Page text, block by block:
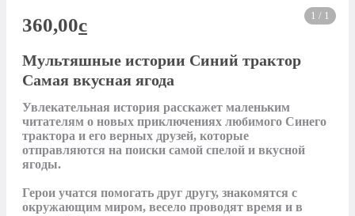
1 / 1
360,00c
Мультяшные истории Синий трактор
Самая вкусная ягода
Увлекательная история расскажет маленьким
читателям о новых приключениях любимого Синего
трактора и его верных друзей, которые
отправляются на поиски самой спелой и вкусной
ягоды.
Герои учатся помогать друг другу, знакомятся с
окружающим миром, весело проводят время и в